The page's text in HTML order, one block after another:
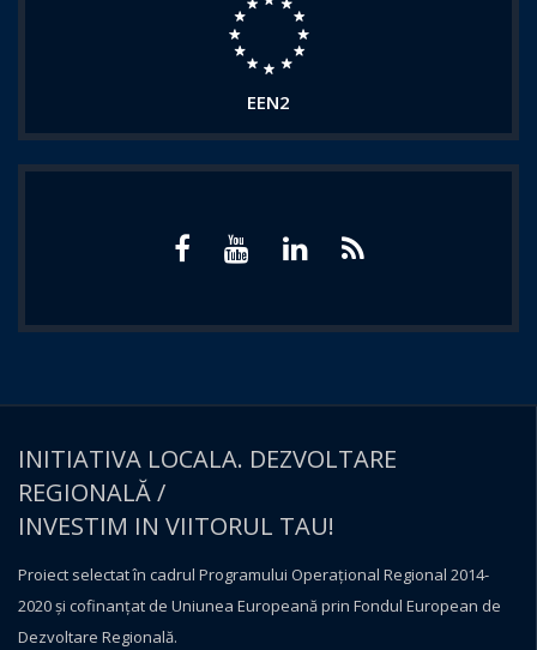
EEN2
INITIATIVA LOCALA. DEZVOLTARE
REGIONALĂ /
INVESTIM IN VIITORUL TAU!
Proiect selectat în cadrul Programului Operațional Regional 2014-
2020 și cofinanțat de Uniunea Europeană prin Fondul European de
Dezvoltare Regională.